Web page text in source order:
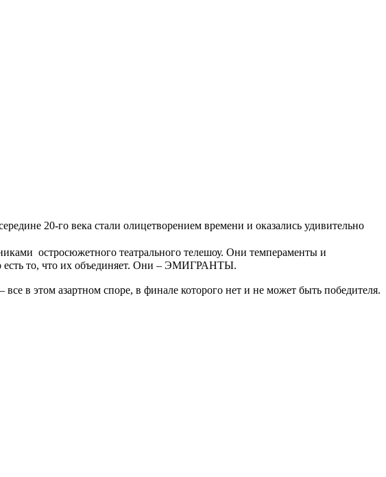
20-го века стали олицетворением времени и оказались удивительно
остросюжетного театрального телешоу. Они темпераменты и
есть то, что их объединяет. Они – ЭМИГРАНТЫ.
в этом азартном споре, в финале которого нет и не может быть победителя.